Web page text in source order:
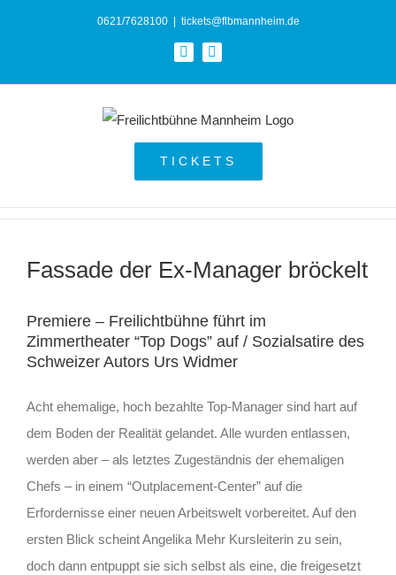
0621/7628100 tickets@flbmannheim.de
FacebookInstagram
TICKETS
Fassade der Ex-Manager bröckelt
Premiere – Freilichtbühne führt im
Zimmertheater “Top Dogs” auf / Sozialsatire des
Schweizer Autors Urs Widmer
Acht ehemalige, hoch bezahlte Top-Manager sind hart auf
dem Boden der Realität gelandet. Alle wurden entlassen,
werden aber – als letztes Zugeständnis der ehemaligen
Chefs – in einem “Outplacement-Center” auf die
Erfordernisse einer neuen Arbeitswelt vorbereitet. Auf den
ersten Blick scheint Angelika Mehr Kursleiterin zu sein,
doch dann entpuppt sie sich selbst als eine, die freigesetzt